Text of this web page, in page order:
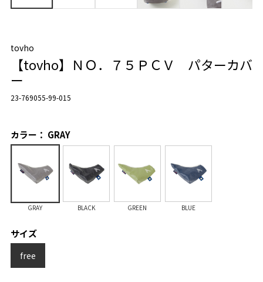
tovho
【tovho】ＮＯ．７５ＰＣＶ パターカバ
ー
23-769055-99-015
カラー： GRAY
GRAY BLACK GREEN BLUE
サイズ
free